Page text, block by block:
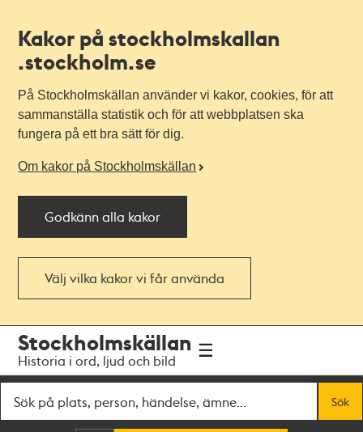
Kakor på stockholmskallan
.stockholm.se
På Stockholmskällan använder vi kakor, cookies, för att
sammanställa statistik och för att webbplatsen ska
fungera på ett bra sätt för dig.
Om kakor på Stockholmskällan
Godkänn alla kakor
Välj vilka kakor vi får använda
navigationen
huvudinnehållet
Stockholmskällan
Historia i ord, ljud och bild
Sök